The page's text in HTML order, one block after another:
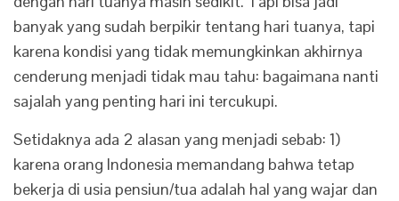
banyak yang sudah berpikir tentang hari tuanya, tapi
karena kondisi yang tidak memungkinkan akhirnya
cenderung menjadi tidak mau tahu: bagaimana nanti
sajalah yang penting hari ini tercukupi.
Setidaknya ada 2 alasan yang menjadi sebab: 1)
karena orang Indonesia memandang bahwa tetap
bekerja di usia pensiun/tua adalah hal yang wajar dan